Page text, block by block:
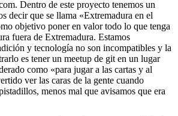
Dentro de este proyecto tenemos un
decir que se llama «Extremadura en el
objetivo poner en valor todo lo que tenga
fuera de Extremadura. Estamos
y tecnología no son incompatibles y la
es tener un meetup de git en un lugar
como «para jugar a las cartas y al
ver las caras de la gente cuando
menos mal que avisamos que era